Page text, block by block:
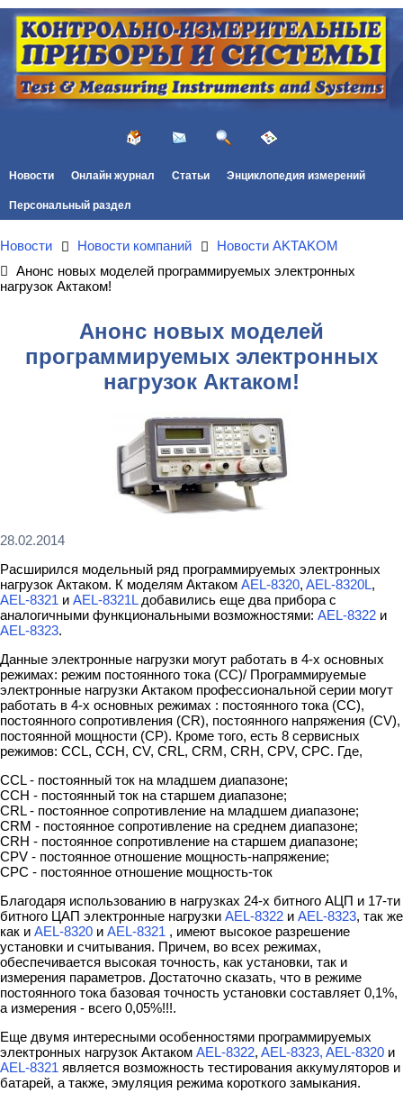
Новости Онлайн журнал Статьи Энциклопедия измерений
Персональный раздел
Новости Новости компаний
Новости AKTAKOM
Анонс новых моделей программируемых электронных
нагрузок Актаком!
Анонс новых моделей
программируемых электронных
нагрузок Актаком!
28.02.2014
Расширился модельный ряд программируемых электронных
нагрузок Актаком. К моделям Актаком AEL-8320, AEL-8320L,
AEL-8321 и AEL-8321Lдобавились еще два прибора с
аналогичными функциональными возможностями: AEL-8322 и
AEL-8323.
Данные электронные нагрузки могут работать в 4-х основных
режимах: режим постоянного тока (СС)/ Программируемые
электронные нагрузки Актаком профессиональной серии могут
работать в 4-х основных режимах : постоянного тока (CC),
постоянного сопротивления (CR), постоянного напряжения (CV),
постоянной мощности (CP). Кроме того, есть 8 сервисных
режимов: CCL, CCH, CV, CRL, CRM, CRH, CPV, CPC. Где,
CCL - постоянный ток на младшем диапазоне;
CCH - постоянный ток на старшем диапазоне;
CRL - постоянное сопротивление на младшем диапазоне;
CRM - постоянное сопротивление на среднем диапазоне;
CRH - постоянное сопротивление на старшем диапазоне;
CPV - постоянное отношение мощность-напряжение;
CPC - постоянное отношение мощность-ток
Благодаря использованию в нагрузках 24-х битного АЦП и 17-ти
битного ЦАП электронные нагрузки AEL-8322 и AEL-8323, так же
как и AEL-8320 и AEL-8321 , имеют высокое разрешение
установки и считывания. Причем, во всех режимах,
обеспечивается высокая точность, как установки, так и
измерения параметров. Достаточно сказать, что в режиме
постоянного тока базовая точность установки составляет 0,1%,
а измерения - всего 0,05%!!!.
Еще двумя интересными особенностями программируемых
электронных нагрузок Актаком AEL-8322, AEL-8323, AEL-8320 и
AEL-8321 является возможность тестирования аккумуляторов и
батарей, а также, эмуляция режима короткого замыкания.